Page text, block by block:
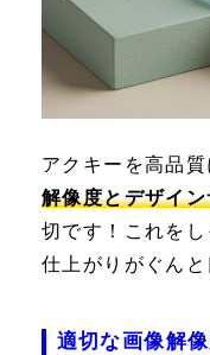
アクキーを高品
解像度とデザイ
切です！これをし
仕上がりがぐんと
適切な画像解